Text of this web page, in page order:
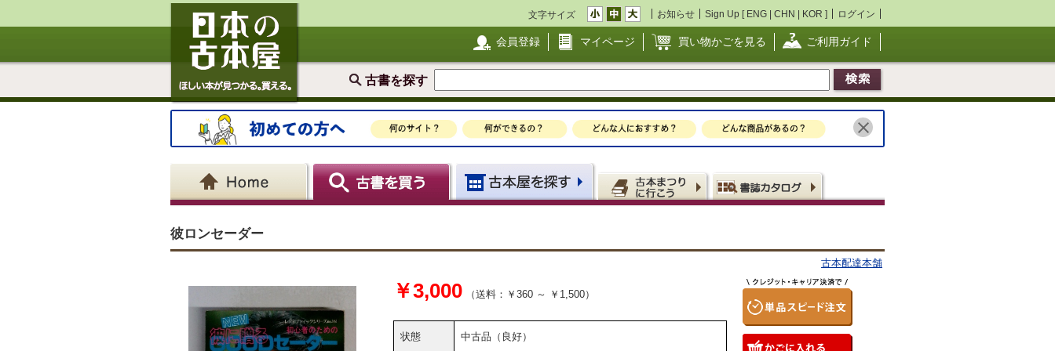
文字サイズ お知らせ Sign Up [ ENG | CHN | KOR ] ログイン
会員登録 マイページ 買い物かごを見る ご利用ガイド
古書を探す
彼ロンセーダー
古本配達本舗
￥3,000 （送料：￥360 ～ ￥1,500）
状態 中古品（良好）